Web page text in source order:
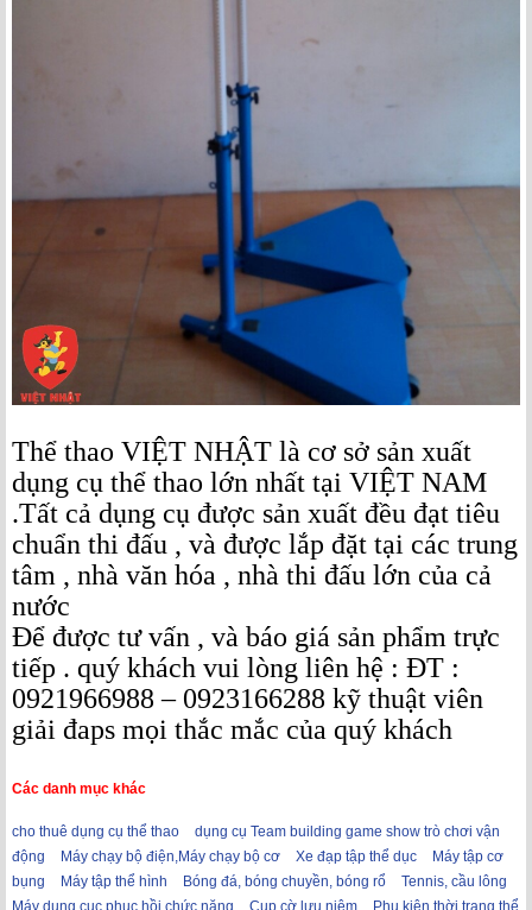
Thể thao VIỆT NHẬT là cơ sở sản xuất
dụng cụ thể thao lớn nhất tại VIỆT NAM
.Tất cả dụng cụ được sản xuất đều đạt tiêu
chuẩn thi đấu , và được lắp đặt tại các trung
tâm , nhà văn hóa , nhà thi đấu lớn của cả
nước
Để được tư vấn , và báo giá sản phẩm trực
tiếp . quý khách vui lòng liên hệ : ĐT :
0921966988 – 0923166288 kỹ thuật viên
giải đaps mọi thắc mắc của quý khách
Các danh mục khác
cho thuê dụng cụ thể thao
dụng cụ Team building game show trò chơi vận
động
Máy chạy bộ điện,Máy chạy bộ cơ Xe đạp tập thể dục
Máy tập cơ
bụng
Máy tập thể hình Bóng đá, bóng chuyền, bóng rổ
Tennis, cầu lông